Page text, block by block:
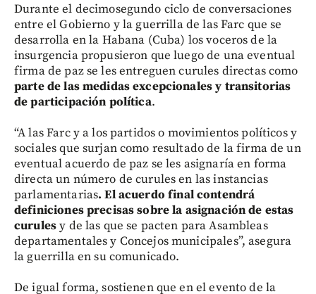
Durante el decimosegundo ciclo de conversaciones
entre el Gobierno y la guerrilla de las Farc que se
desarrolla en la Habana (Cuba) los voceros de la
insurgencia propusieron que luego de una eventual
firma de paz se les entreguen curules directas como
parte de las medidas excepcionales y transitorias
de participación política.
“A las Farc y a los partidos o movimientos políticos y
sociales que surjan como resultado de la firma de un
eventual acuerdo de paz se les asignaría en forma
directa un número de curules en las instancias
parlamentarias. El acuerdo final contendrá
definiciones precisas sobre la asignación de estas
curulesy de las que se pacten para Asambleas
departamentales y Concejos municipales”, asegura
la guerrilla en su comunicado.
De igual forma, sostienen que en el evento de la